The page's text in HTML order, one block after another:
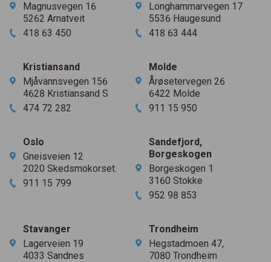
Magnusvegen 16
5262 Arnatveit
418 63 450
Longhammarvegen 17
5536 Haugesund
418 63 444
Kristiansand
Mjåvannsvegen 156
4628 Kristiansand S
474 72 282
Molde
Årøsetervegen 26
6422 Molde
911 15 950
Oslo
Gneisveien 12
2020 Skedsmokorset.
911 15 799
Sandefjord,
Borgeskogen
Borgeskogen 1
3160 Stokke
952 98 853
Stavanger
Lagerveien 19
4033 Sandnes
Trondheim
Hegstadmoen 47,
7080 Trondheim